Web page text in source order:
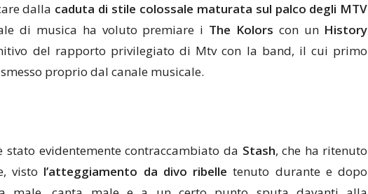
dalla caduta di stile colossale maturata sul palco degli MTV
di musica ha voluto premiare i The Kolors con un History
del rapporto privilegiato di Mtv con la band, il cui primo
proprio dal canale musicale.
stato evidentemente contraccambiato da Stash, che ha ritenuto
visto l’atteggiamento da divo ribelle tenuto durante e dopo